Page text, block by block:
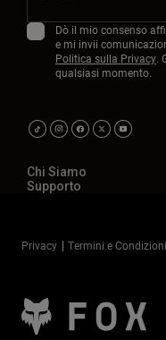
Dò il mio consenso
e mi invii
Politica sulla Privacy.
qualsiasi momento.
Chi Siamo
Supporto
Privacy Termini e Condizioni